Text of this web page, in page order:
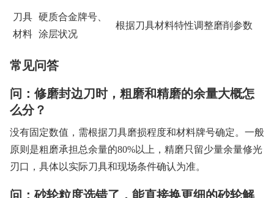
刀具
材料
硬质合金牌号、
涂层状况
根据刀具材料特性调整磨削参数
常见问答
问：修磨封边刀时，粗磨和精磨的余量大概怎
么分？
没有固定数值，需根据刀具磨损程度和材料牌号确定。一般
原则是粗磨承担总余量的80%以上，精磨只留少量余量修光
刃口，具体以实际刀具和现场条件确认为准。
问：砂轮粒度选错了，能直接换更细的砂轮解